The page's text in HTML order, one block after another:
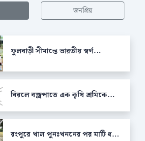
জনপ্রিয়
ফুলবাড়ী সীমান্তে ভারতীয় স্বর্ণ...
বিরলে বজ্রপাতে এক কৃষি শ্রমিকে...
রংপুরে খাল পুনঃখননের পর মাটি ধ...